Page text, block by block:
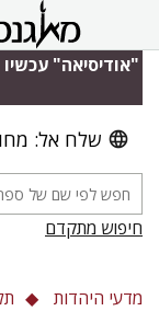
"אודיסיאה"
שלח אל:
חיפוש מתקדם
מדעי היהדות